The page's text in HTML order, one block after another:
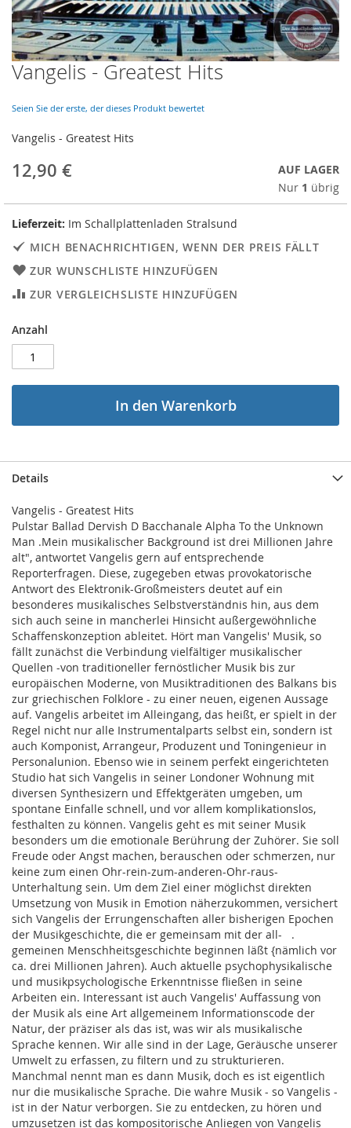
Skip
to
beginning
of
the
images
gallery
Vangelis - Greatest Hits
Seien Sie der erste, der dieses Produkt bewertet
Vangelis - Greatest Hits
12,90 €
AUF LAGER
Nur 1 übrig
Lieferzeit: Im Schallplattenladen Stralsund
MICH BENACHRICHTIGEN, WENN DER PREIS FÄLLT
ZUR WUNSCHLISTE HINZUFÜGEN
ZUR VERGLEICHSLISTE HINZUFÜGEN
Anzahl
In den Warenkorb
Details
Vangelis - Greatest Hits
Pulstar Ballad Dervish D Bacchanale Alpha To the Unknown
Man .Mein musikalischer Background ist drei Millionen Jahre
alt", antwortet Vangelis gern auf entsprechende
Reporterfragen. Diese, zugegeben etwas provokatorische
Antwort des Elektronik-Großmeisters deutet auf ein
besonderes musikalisches Selbstverständnis hin, aus dem
sich auch seine in mancherlei Hinsicht außergewöhnliche
Schaffenskonzeption ableitet. Hört man Vangelis' Musik, so
fällt zunächst die Verbindung vielfältiger musikalischer
Quellen -von traditioneller fernöstlicher Musik bis zur
europäischen Moderne, von Musiktraditionen des Balkans bis
zur griechischen Folklore - zu einer neuen, eigenen Aussage
auf. Vangelis arbeitet im Alleingang, das heißt, er spielt in der
Regel nicht nur alle Instrumentalparts selbst ein, sondern ist
auch Komponist, Arrangeur, Produzent und Toningenieur in
Personalunion. Ebenso wie in seinem perfekt eingerichteten
Studio hat sich Vangelis in seiner Londoner Wohnung mit
diversen Synthesizern und Effektgeräten umgeben, um
spontane Einfalle schnell, und vor allem komplikationslos,
festhalten zu können. Vangelis geht es mit seiner Musik
besonders um die emotionale Berührung der Zuhörer. Sie soll
Freude oder Angst machen, berauschen oder schmerzen, nur
keine zum einen Ohr-rein-zum-anderen-Ohr-raus-
Unterhaltung sein. Um dem Ziel einer möglichst direkten
Umsetzung von Musik in Emotion näherzukommen, versichert
sich Vangelis der Errungenschaften aller bisherigen Epochen
der Musikgeschichte, die er gemeinsam mit der all- .
gemeinen Menschheitsgeschichte beginnen läßt {nämlich vor
ca. drei Millionen Jahren). Auch aktuelle psychophysikalische
und musikpsychologische Erkenntnisse fließen in seine
Arbeiten ein. Interessant ist auch Vangelis' Auffassung von
der Musik als eine Art allgemeinem Informationscode der
Natur, der präziser als das ist, was wir als musikalische
Sprache kennen. Wir alle sind in der Lage, Geräusche unserer
Umwelt zu erfassen, zu filtern und zu strukturieren.
Manchmal nennt man es dann Musik, doch es ist eigentlich
nur die musikalische Sprache. Die wahre Musik - so Vangelis -
ist in der Natur verborgen. Sie zu entdecken, zu hören und
umzusetzen ist das kompositorische Anliegen von Vangelis